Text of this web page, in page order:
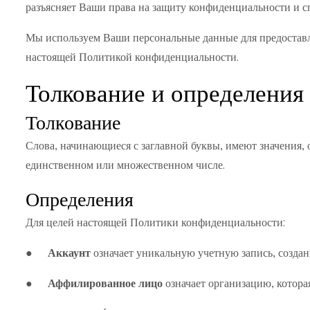
разъясняет Ваши права на защиту конфиденциальности и
Мы используем Ваши персональные данные для
настоящей Политикой конфиденциальности.
Толкование и определения
Толкование
Слова, начинающиеся с заглавной буквы, имеют
единственном или множественном числе.
Определения
Для целей настоящей Политики конфиденциальности:
● Аккаунт означает уникальную учетную запись,
● Аффилированное лицо означает организацию,